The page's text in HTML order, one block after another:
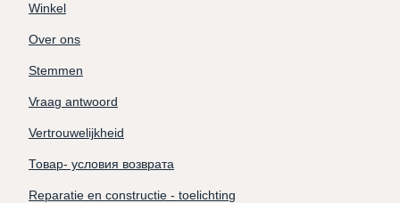
Winkel
Over ons
Stemmen
Vraag antwoord
Vertrouwelijkheid
Товар- условия возврата
Reparatie en constructie - toelichting